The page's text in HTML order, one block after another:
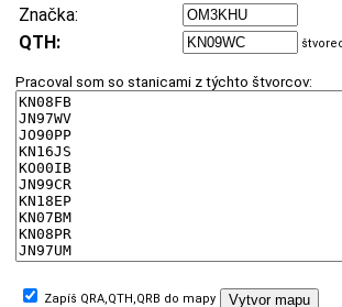
Značka:
QTH:
Pracoval som so stanicami z týchto štvorcov:
Zapíš QRA,QTH,QRB do mapy